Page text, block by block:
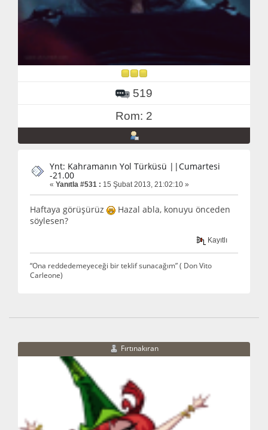
519
Rom: 2
Ynt: Kahramanın Yol Türküsü ||Cumartesi
-21.00
« Yanıtla #531 : 15 Şubat 2013, 21:02:10 »
Haftaya görüşürüz
Hazal abla, konuyu önceden
söylesen?
Kayıtlı
“Ona reddedemeyeceği bir teklif sunacağım” ( Don Vito
Carleone)
Fırtınakıran